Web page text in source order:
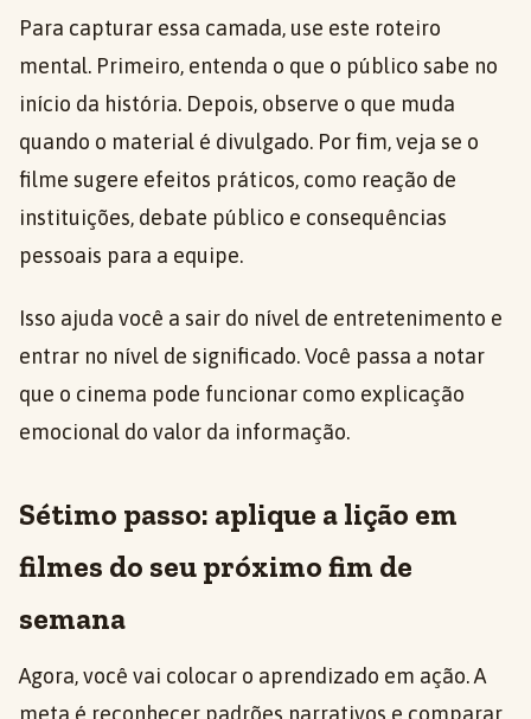
Para capturar essa camada, use este roteiro
mental. Primeiro, entenda o que o público sabe no
início da história. Depois, observe o que muda
quando o material é divulgado. Por fim, veja se o
filme sugere efeitos práticos, como reação de
instituições, debate público e consequências
pessoais para a equipe.
Isso ajuda você a sair do nível de entretenimento e
entrar no nível de significado. Você passa a notar
que o cinema pode funcionar como explicação
emocional do valor da informação.
Sétimo passo: aplique a lição em
filmes do seu próximo fim de
semana
Agora, você vai colocar o aprendizado em ação. A
meta é reconhecer padrões narrativos e comparar